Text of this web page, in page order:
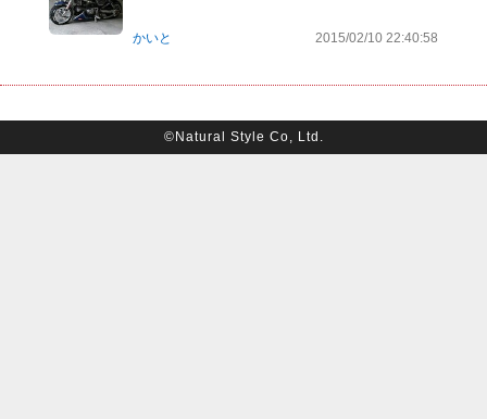
かいと 2015/02/10 22:40:58
©Natural Style Co, Ltd.